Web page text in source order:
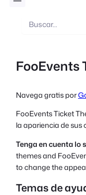
Buscar
FooEvents
Navega gratis por
FooEvents Ticket
la apariencia de sus
Tenga en cuenta lo
themes and
to change the
Temas de